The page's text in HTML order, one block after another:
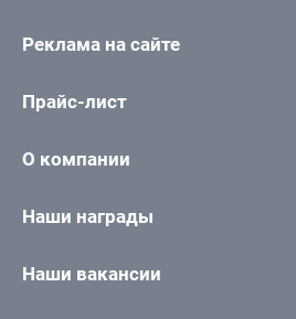
Реклама на сайте
Прайс-лист
О компании
Наши награды
Наши вакансии